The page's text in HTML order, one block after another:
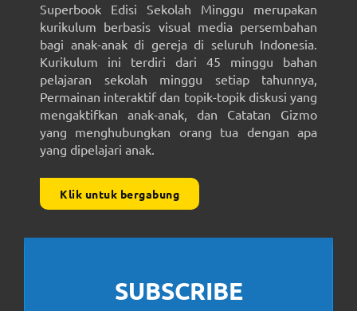
Superbook Edisi Sekolah Minggu merupakan
kurikulum berbasis visual media persembahan
bagi anak-anak di gereja di seluruh Indonesia.
Kurikulum ini terdiri dari 45 minggu bahan
pelajaran sekolah minggu setiap tahunnya,
Permainan interaktif dan topik-topik diskusi yang
mengaktifkan anak-anak, dan Catatan Gizmo
yang menghubungkan orang tua dengan apa
yang dipelajari anak.
Klik untuk bergabung
SUBSCRIBE